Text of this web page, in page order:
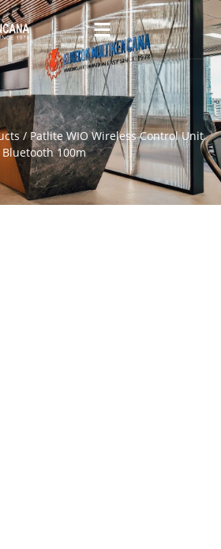
/ Patlite WIO Wireless Control Unit
Bluetooth 100m